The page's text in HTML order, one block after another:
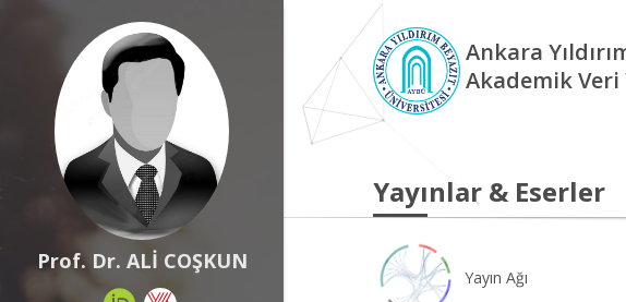
Prof. Dr. ALİ COŞKUN
Ankara
Akademik
Yayınlar & Eserler
Yayın Ağı